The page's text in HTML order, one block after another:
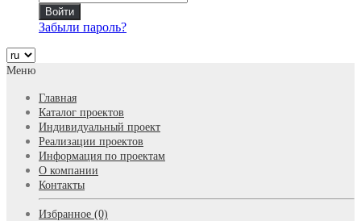
Забыли пароль?
Меню
Главная
Каталог проектов
Индивидуальный проект
Реализации проектов
Информация по проектам
О компании
Контакты
Избранное (0)